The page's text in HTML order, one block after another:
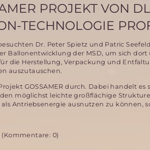
PROJEKT VON
TECHNOLOGIE
Dr. Peter Spietz und Patric
Ballonentwicklung der MSD, um sich
die Herstellung, Verpackung und
auszutauschen.
GOSSAMER durch. Dabei handelt
möglichst leichte großflächige
Antriebsenergie ausnutzen zu können,
0)